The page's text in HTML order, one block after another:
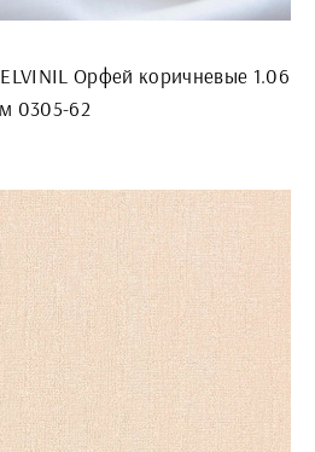
Орфей коричневые 1.06
м 0305-62